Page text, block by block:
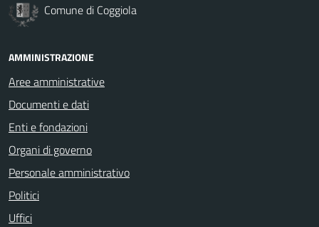
Comune di Coggiola
AMMINISTRAZIONE
Aree amministrative
Documenti e dati
Enti e fondazioni
Organi di governo
Personale amministrativo
Politici
Uffici